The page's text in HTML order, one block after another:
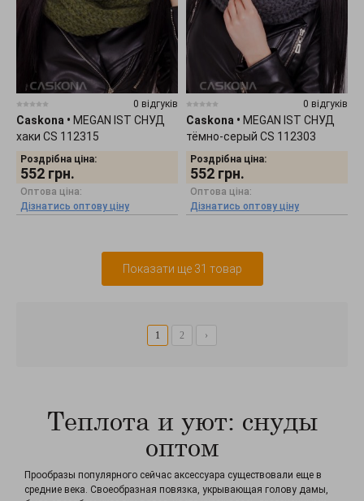
0 відгуків
Caskona • MEGAN IST СНУД
хаки CS 112315
Роздрібна ціна:
552 грн.
Оптова ціна:
Дізнатись оптову ціну
0 відгуків
Caskona • MEGAN IST СНУД
тёмно-серый CS 112303
Роздрібна ціна:
552 грн.
Оптова ціна:
Дізнатись оптову ціну
Показати ще 31 товар
1 2 ›
Теплота и уют: снуды
оптом
Прообразы популярного сейчас аксессуара существовали еще в
средние века. Своеобразная повязка, укрывающая голову дамы,